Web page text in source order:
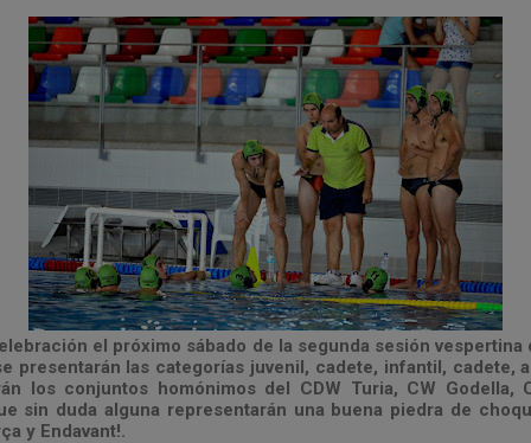
el próximo sábado de la segunda sesión vespertina
presentarán las categorías juvenil, cadete, infantil, cadete,
los conjuntos homónimos del CDW Turia, CW Godella,
sin duda alguna representarán una buena piedra de
y Endavant!.